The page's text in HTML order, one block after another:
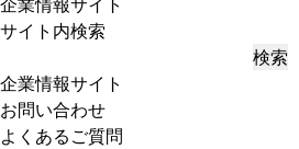
サイト内検索
検索
企業情報サイト
お問い合わせ
よくあるご質問